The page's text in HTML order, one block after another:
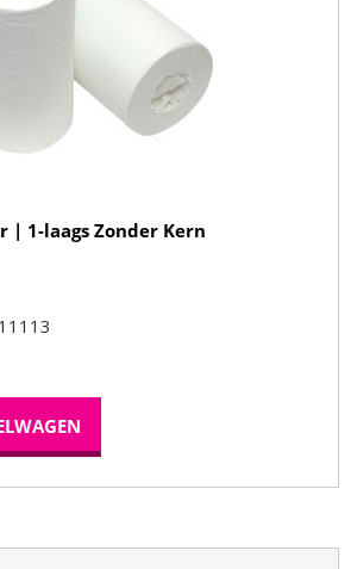
| 1-laags Zonder Kern